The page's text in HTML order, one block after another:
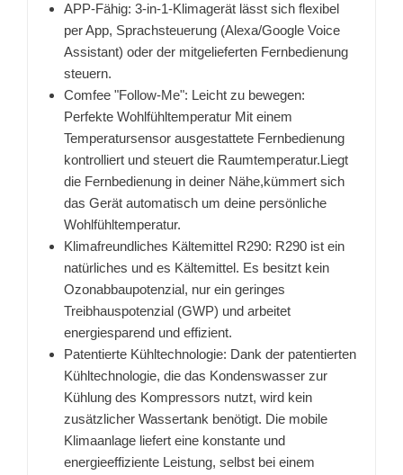
APP-Fähig: 3-in-1-Klimagerät lässt sich flexibel
per App, Sprachsteuerung (Alexa/Google Voice
Assistant) oder der mitgelieferten Fernbedienung
steuern.
Comfee "Follow-Me": Leicht zu bewegen:
Perfekte Wohlfühltemperatur Mit einem
Temperatursensor ausgestattete Fernbedienung
kontrolliert und steuert die Raumtemperatur.Liegt
die Fernbedienung in deiner Nähe,kümmert sich
das Gerät automatisch um deine persönliche
Wohlfühltemperatur.
Klimafreundliches Kältemittel R290: R290 ist ein
natürliches und es Kältemittel. Es besitzt kein
Ozonabbaupotenzial, nur ein geringes
Treibhauspotenzial (GWP) und arbeitet
energiesparend und effizient.
Patentierte Kühltechnologie: Dank der patentierten
Kühltechnologie, die das Kondenswasser zur
Kühlung des Kompressors nutzt, wird kein
zusätzlicher Wassertank benötigt. Die mobile
Klimaanlage liefert eine konstante und
energieeffiziente Leistung, selbst bei einem